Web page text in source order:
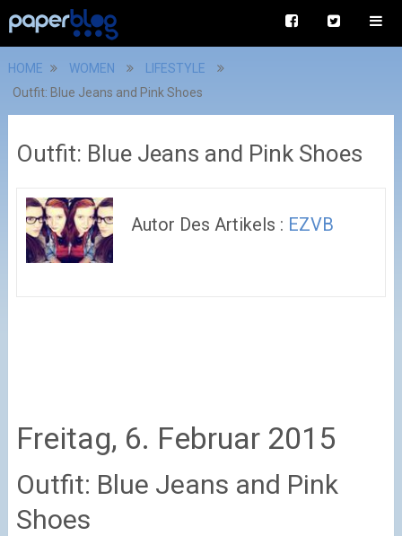
HOME WOMEN
LIFESTYLE
Outfit: Blue Jeans and Pink Shoes
Outfit: Blue Jeans and Pink Shoes
Autor Des Artikels : EZVB
Freitag, 6. Februar 2015
Outfit: Blue Jeans and Pink
Shoes